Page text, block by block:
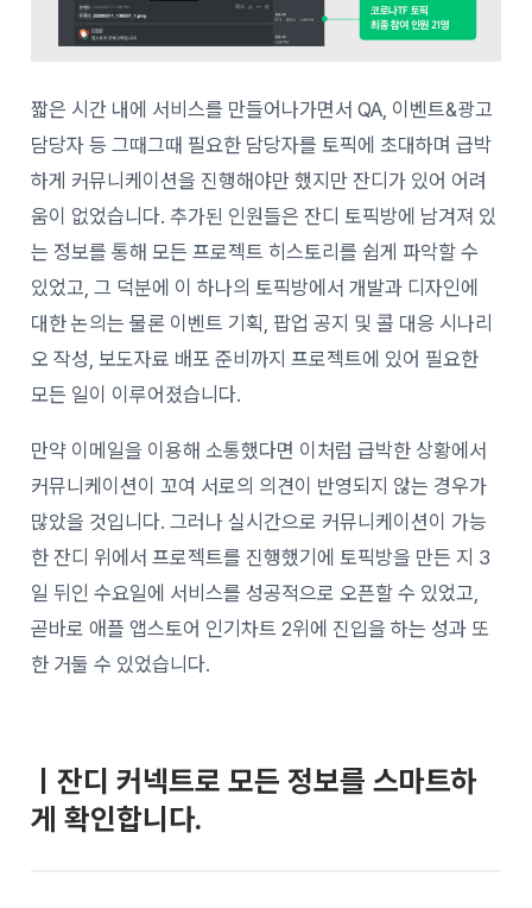
짧은 시간 내에 서비스를 만들어나가면서 QA, 이벤트&광고
담당자 등 그때그때 필요한 담당자를 토픽에 초대하며 급박
하게 커뮤니케이션을 진행해야만 했지만 잔디가 있어 어려
움이 없었습니다. 추가된 인원들은 잔디 토픽방에 남겨져 있
는 정보를 통해 모든 프로젝트 히스토리를 쉽게 파악할 수
있었고, 그 덕분에 이 하나의 토픽방에서 개발과 디자인에
대한 논의는 물론 이벤트 기획, 팝업 공지 및 콜 대응 시나리
오 작성, 보도자료 배포 준비까지 프로젝트에 있어 필요한
모든 일이 이루어졌습니다.
만약 이메일을 이용해 소통했다면 이처럼 급박한 상황에서
커뮤니케이션이 꼬여 서로의 의견이 반영되지 않는 경우가
많았을 것입니다. 그러나 실시간으로 커뮤니케이션이 가능
한 잔디 위에서 프로젝트를 진행했기에 토픽방을 만든 지 3
일 뒤인 수요일에 서비스를 성공적으로 오픈할 수 있었고,
곧바로 애플 앱스토어 인기차트 2위에 진입을 하는 성과 또
한 거둘 수 있었습니다.
ㅣ잔디 커넥트로 모든 정보를 스마트하
게 확인합니다.